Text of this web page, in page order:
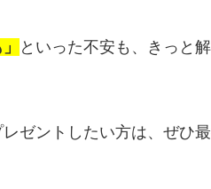
といった不安も、きっと
ゼントしたい方は、ぜひ